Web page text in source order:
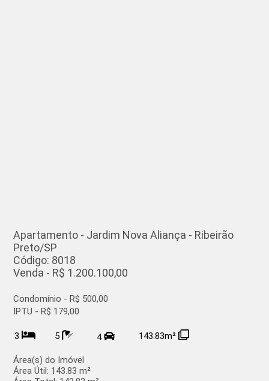
Apartamento - Jardim Nova Aliança - Ribeirão
Preto/SP
Código: 8018
Venda - R$ 1.200.100,00
Condomínio - R$ 500,00
IPTU - R$ 179,00
3 5 4 143.83m²
Área(s) do Imóvel
Área Útil: 143.83 m²